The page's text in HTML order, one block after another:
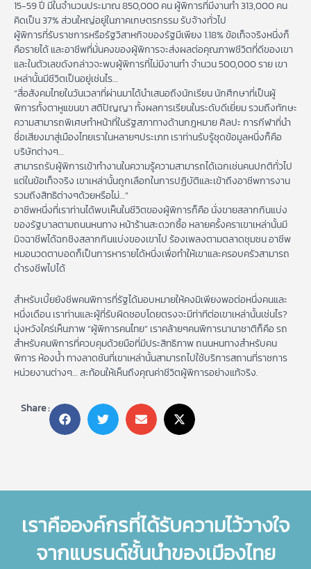
15-59 ปี มีในจำนวนประมาณ 850,000 คน ผู้พิการที่มีงานทำ 313,000 คน
คิดเป็น 37% ส่วนใหญ่อยู่ในภาคเกษตรกรรม รับจ้างทั่วไป
ผู้พิการที่รับราชการหรือรัฐวิสาหกิจของรัฐมีเพียง 1.18% ข้อเท็จจริงหนึ่งก็
คือรายได้ และอาชีพที่มั่นคงของผู้พิการจะส่งผลต่อคุณภาพชีวิตที่ดีของเขา
และในตัวเลขดังกล่าวจะพบผู้พิการที่ไม่มีงานทำ จำนวน 500,000 ราย เขา
เหล่านั้นมีชีวิตเป็นอยู่เช่นไร…
“สื่อสังคมไทยในวันเวลาที่ผ่านมาได้นำเสนอถึงนักเรียน นักศึกษาที่เป็นผู้
พิการทั้งตาหูแขนขา สติปัญญา ทั้งผลการเรียนในระดับดีเยี่ยม รวมถึงทักษะ
ความสามารถพิเศษทำหน้าที่ในรัฐสภาทางด้านกฎหมาย ศิลปะ การกีฬาที่นำ
ชื่อเสียงมาสู่เมืองไทยเราในหลายๆประเภท เราท่านรับรู้ชุดข้อมูลหนึ่งก็คือ
บริษัทต่างๆ…
สามารถรับผู้พิการเข้าทำงานในความรู้ความสามารถได้เฉกเช่นคนปกติทั่วไป
แต่ในข้อเท็จจริง เขาเหล่านั้นถูกเลือกในการปฏิบัติและเข้าถึงอาชีพการงาน
รวมถึงสิทธิต่างๆด้วยหรือไม่…”
อาชีพหนึ่งที่เราท่านได้พบเห็นในชีวิตของผู้พิการก็คือ นั่งขายสลากกินแบ่ง
ของรัฐบาลตามถนนหนทาง หน้าร้านสะดวกซื้อ หลายครั้งคราเขาเหล่านั้นมี
มิจฉาชีพได้ฉกชิงสลากกินแบ่งของเขาไป ร้องเพลงตามตลาดชุมชน อาชีพ
หมอนวดตาบอดก็เป็นการหารายได้หนึ่งเพื่อทำให้เขาและครอบครัวสามารถ
ดำรงชีพไปได้
สำหรับเบี้ยยังชีพคนพิการที่รัฐได้มอบหมายให้คงมิเพียงพอต่อหนึ่งคนและ
หนึ่งเดือน เราท่านและผู้ที่รับผิดชอบโดยตรงจะมีท่าทีต่อเขาเหล่านั้นเช่นไร?
มุ่งหวังใคร่เห็นภาพ “ผู้พิการคนไทย” เราคล้ายๆคนพิการนานาชาติก็คือ รถ
สำหรับคนพิการที่ควบคุมด้วยมือที่มีประสิทธิภาพ ถนนหนทางสำหรับคน
พิการ ห้องน้ำ ทางลาดชันที่เขาเหล่านั้นสามารถไปใช้บริการสถานที่ราชการ
หน่วยงานต่างๆ… สะท้อนให้เห็นถึงคุณค่าชีวิตผู้พิการอย่างแท้จริง.
Share :
เราคือองค์กรที่ได้รับความไว้วางใจ
จากแบรนด์ชั้นนำของเมืองไทย